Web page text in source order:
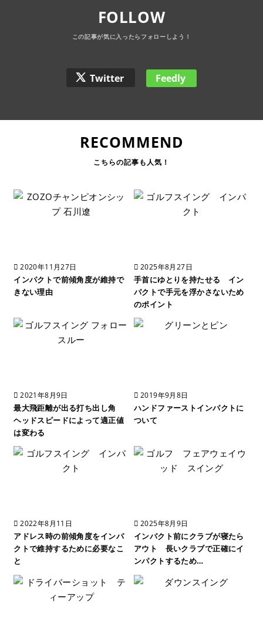
FOLLOW
Twitter Feedly
RECOMMEND
2020年11月27日
インパクトで前傾角度が維持で
きない理由
2025年8月27日
手首にゆとりを持たせる イン
パクトで手元を浮かさないため
のポイント
2021年8月9日
最大飛距離が出る打ち出し角
ヘッドスピードによって適正値
は変わる
2019年9月8日
ハンドファーストインパクトに
ついて
2022年8月11日
アドレス時の前傾角度をインパ
クトで維持するために必要なこ
と
2025年8月9日
インパクト前にクラブが寝たら
アウト 長いクラブで正確にイ
ンパクトするため…